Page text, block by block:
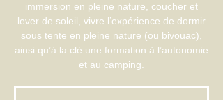
immersion en pleine nature, coucher et
lever de soleil, vivre l’expérience de dormir
sous tente en pleine nature (ou bivouac),
ainsi qu’à la clé une formation à l’autonomie
et au camping.